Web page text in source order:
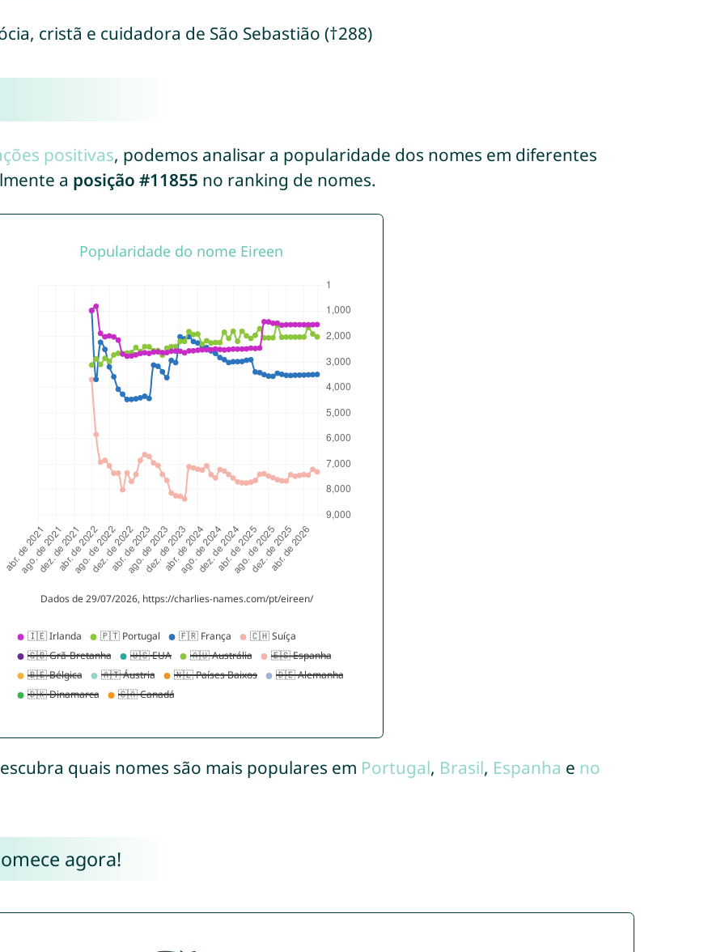
cristã e cuidadora de São Sebastião (†288)
positivas, podemos analisar a popularidade dos nomes em diferentes
a posição #11855 no ranking de nomes.
quais nomes são mais populares em Portugal, Brasil, Espanha e no
agora!